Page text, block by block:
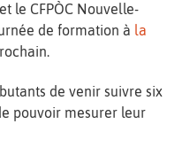
le CFPÒC Nouvelle-
de formation à la
de venir suivre six
pouvoir mesurer leur